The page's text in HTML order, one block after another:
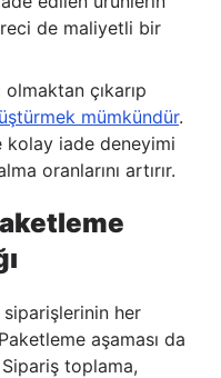
de maliyetli bir
çıkarıp
mümkündür.
iade deneyimi
oranlarını artırır.
her
aşaması da
toplama,